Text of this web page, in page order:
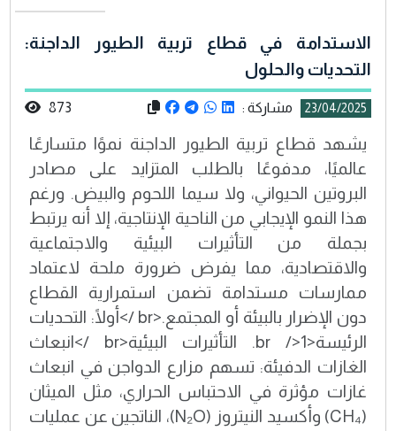
الاستدامة في قطاع تربية الطيور الداجنة:
التحديات والحلول
23/04/2025 مشاركة : 873
يشهد قطاع تربية الطيور الداجنة نموًا متسارعًا
عالميًا، مدفوعًا بالطلب المتزايد على مصادر
البروتين الحيواني، ولا سيما اللحوم والبيض. ورغم
هذا النمو الإيجابي من الناحية الإنتاجية، إلا أنه يرتبط
بجملة من التأثيرات البيئية والاجتماعية
والاقتصادية، مما يفرض ضرورة ملحة لاعتماد
ممارسات مستدامة تضمن استمرارية القطاع
دون الإضرار بالبيئة أو المجتمع.<br />أولًا: التحديات
الرئيسة<br />1. التأثيرات البيئية<br />انبعاث
الغازات الدفيئة: تسهم مزارع الدواجن في انبعاث
غازات مؤثرة في الاحتباس الحراري، مثل الميثان
(CH₄) وأكسيد النيتروز (N₂O)، الناتجين عن عمليات